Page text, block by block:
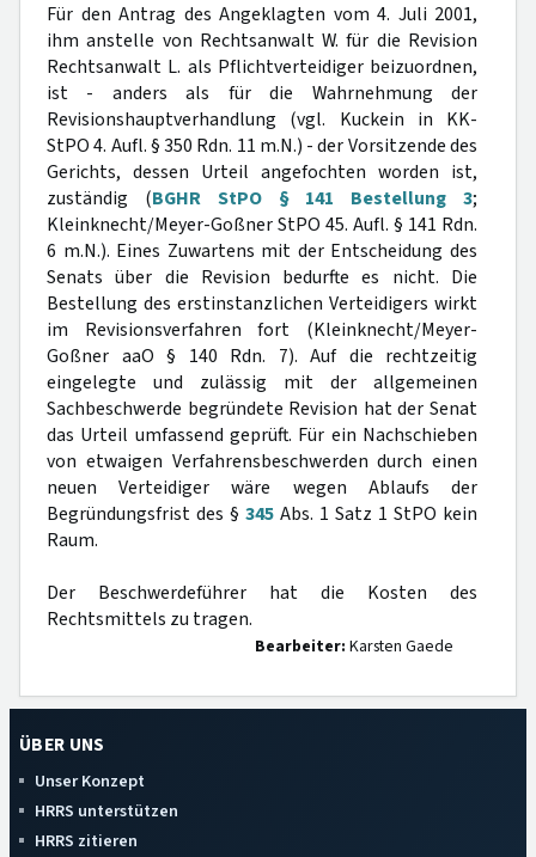
Für den Antrag des Angeklagten vom 4. Juli 2001,
ihm anstelle von Rechtsanwalt W. für die Revision
Rechtsanwalt L. als Pflichtverteidiger beizuordnen,
ist - anders als für die Wahrnehmung der
Revisionshauptverhandlung (vgl. Kuckein in KK-
StPO 4. Aufl. § 350 Rdn. 11 m.N.) - der Vorsitzende des
Gerichts, dessen Urteil angefochten worden ist,
zuständig (BGHR StPO § 141 Bestellung 3;
Kleinknecht/Meyer-Goßner StPO 45. Aufl. § 141 Rdn.
6 m.N.). Eines Zuwartens mit der Entscheidung des
Senats über die Revision bedurfte es nicht. Die
Bestellung des erstinstanzlichen Verteidigers wirkt
im Revisionsverfahren fort (Kleinknecht/Meyer-
Goßner aaO § 140 Rdn. 7). Auf die rechtzeitig
eingelegte und zulässig mit der allgemeinen
Sachbeschwerde begründete Revision hat der Senat
das Urteil umfassend geprüft. Für ein Nachschieben
von etwaigen Verfahrensbeschwerden durch einen
neuen Verteidiger wäre wegen Ablaufs der
Begründungsfrist des § 345 Abs. 1 Satz 1 StPO kein
Raum.
Der Beschwerdeführer hat die Kosten des
Rechtsmittels zu tragen.
Bearbeiter: Karsten Gaede
ÜBER UNS
Unser Konzept
HRRS unterstützen
HRRS zitieren